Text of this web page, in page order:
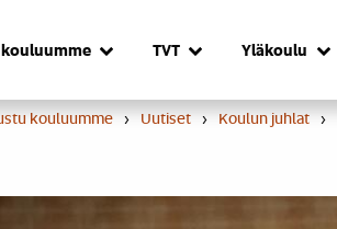
kouluumme TVT Yläkoulu
kouluumme › Uutiset › Koulun juhlat ›